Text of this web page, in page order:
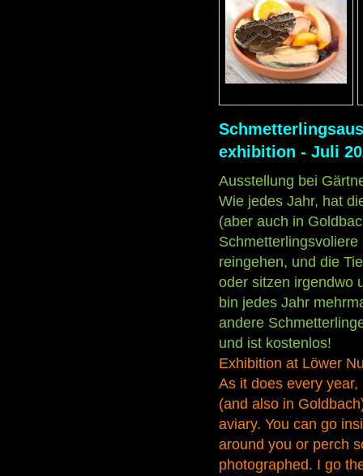
exhibition - Juli
Ausstellung bei
Wie jedes Jahr, hat
(aber auch in
reingehen, und die
oder sitzen irgendwo
bin jedes Jahr
andere
und ist kostenlos!
Exhibition at Löwer
As it does every
(and also in
aviary. You can go
around you or perch
photographed. I go